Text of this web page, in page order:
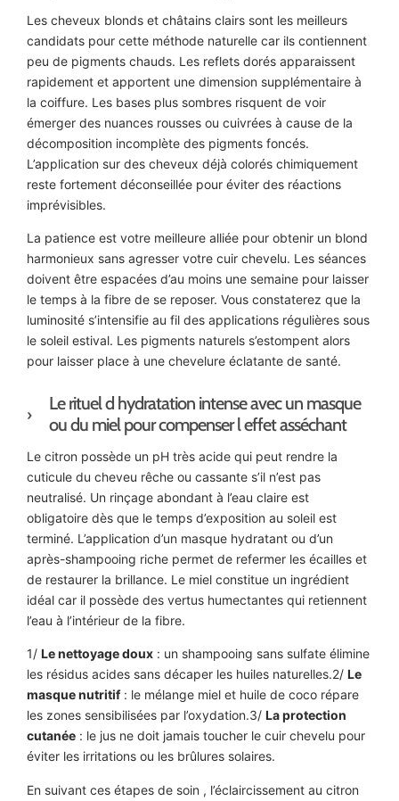
Les cheveux blonds et châtains clairs sont les meilleurs
candidats pour cette méthode naturelle car ils contiennent
peu de pigments chauds. Les reflets dorés apparaissent
rapidement et apportent une dimension supplémentaire à
la coiffure. Les bases plus sombres risquent de voir
émerger des nuances rousses ou cuivrées à cause de la
décomposition incomplète des pigments foncés.
L’application sur des cheveux déjà colorés chimiquement
reste fortement déconseillée pour éviter des réactions
imprévisibles.
La patience est votre meilleure alliée pour obtenir un blond
harmonieux sans agresser votre cuir chevelu. Les séances
doivent être espacées d’au moins une semaine pour laisser
le temps à la fibre de se reposer. Vous constaterez que la
luminosité s’intensifie au fil des applications régulières sous
le soleil estival. Les pigments naturels s’estompent alors
pour laisser place à une chevelure éclatante de santé.
Le rituel d hydratation intense avec un masque
ou du miel pour compenser l effet asséchant
Le citron possède un pH très acide qui peut rendre la
cuticule du cheveu rêche ou cassante s’il n’est pas
neutralisé. Un rinçage abondant à l’eau claire est
obligatoire dès que le temps d’exposition au soleil est
terminé. L’application d’un masque hydratant ou d’un
après-shampooing riche permet de refermer les écailles et
de restaurer la brillance. Le miel constitue un ingrédient
idéal car il possède des vertus humectantes qui retiennent
l’eau à l’intérieur de la fibre.
1/ Le nettoyage doux : un shampooing sans sulfate élimine
les résidus acides sans décaper les huiles naturelles.2/ Le
masque nutritif: le mélange miel et huile de coco répare
les zones sensibilisées par l’oxydation.3/ La protection
cutanée : le jus ne doit jamais toucher le cuir chevelu pour
éviter les irritations ou les brûlures solaires.
En suivant ces étapes de soin , l’éclaircissement au citron